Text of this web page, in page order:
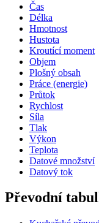
Čas
Délka
Hmotnost
Hustota
Kroutící moment
Objem
Plošný obsah
Práce (energie)
Průtok
Rychlost
Síla
Tlak
Výkon
Teplota
Datové množství
Datový tok
Převodní